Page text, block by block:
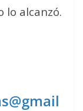
lo alcanzó.